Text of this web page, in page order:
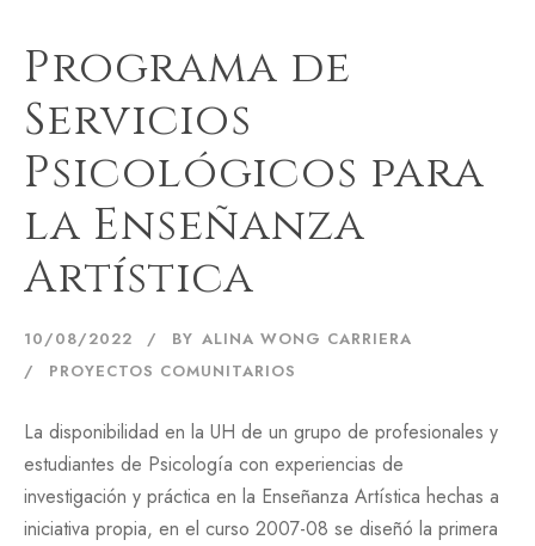
Programa de
Servicios
Psicológicos para
la Enseñanza
Artística
10/08/2022 BY ALINA WONG CARRIERA
PROYECTOS COMUNITARIOS
La disponibilidad en la UH de un grupo de profesionales y
estudiantes de Psicología con experiencias de
investigación y práctica en la Enseñanza Artística hechas a
iniciativa propia, en el curso 2007-08 se diseñó la primera